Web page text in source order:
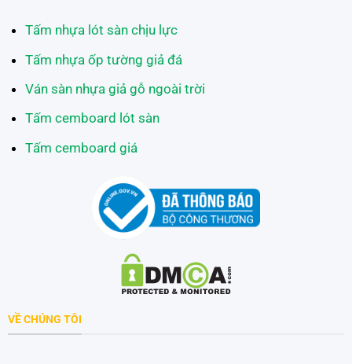
Tấm nhựa lót sàn chịu lực
Tấm nhựa ốp tường giả đá
Ván sàn nhựa giả gỗ ngoài trời
Tấm cemboard lót sàn
Tấm cemboard giá
VỀ CHÚNG TÔI